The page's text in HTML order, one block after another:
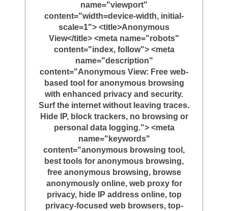
name="viewport"
content="width=device-width, initial-
scale=1"> <title>Anonymous
View</title> <meta name="robots"
content="index, follow"> <meta
name="description"
content="Anonymous View: Free web-
based tool for anonymous browsing
with enhanced privacy and security.
Surf the internet without leaving traces.
Hide IP, block trackers, no browsing or
personal data logging."> <meta
name="keywords"
content="anonymous browsing tool,
best tools for anonymous browsing,
free anonymous browsing, browse
anonymously online, web proxy for
privacy, hide IP address online, top
privacy-focused web browsers, top-